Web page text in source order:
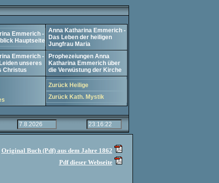
Emmerich -
Hauptseite
Anna Katharina Emmerich -
Das Leben der heiligen
Jungfrau Maria
Emmerich -
unseres
Christus
Prophezeiungen Anna
Katharina Emmerich über
die Verwüstung der Kirche
Zurück Heilige
Zurück Kath. Mystik
Original Buch (Pdf) aus dem Jahre 1862
Pdf dieser Webseite